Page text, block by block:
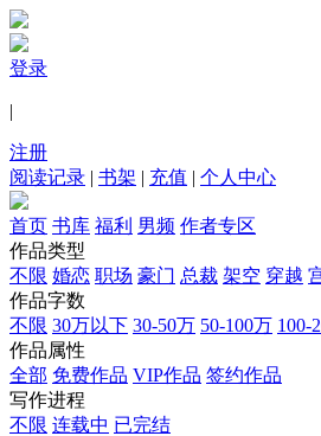
登录
|
注册
阅读记录 | 书架 | 充值 | 个人中心
首页 书库 福利 男频 作者专区
作品类型
不限 婚恋 职场 豪门 总裁 架空 穿越
作品字数
不限 30万以下 30-50万 50-100万 100-
作品属性
全部 免费作品 VIP作品 签约作品
写作进程
不限 连载中 已完结